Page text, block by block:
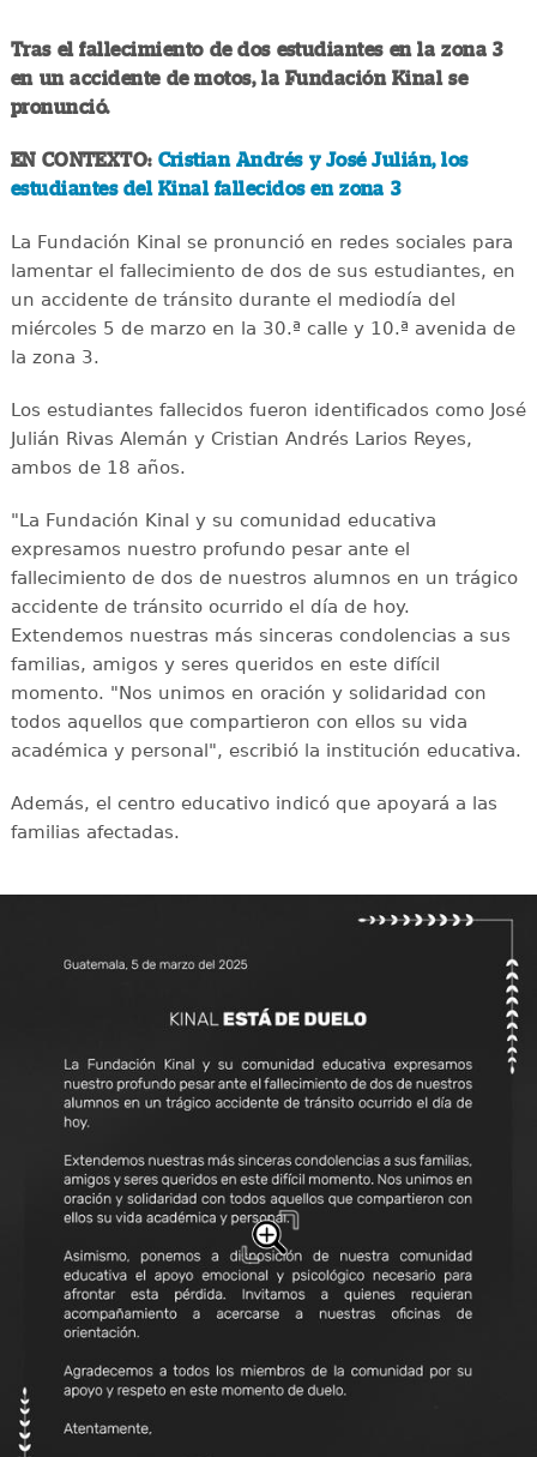
Tras el fallecimiento de dos estudiantes en la zona 3
en un accidente de motos, la Fundación Kinal se
pronunció.
EN CONTEXTO: Cristian Andrés y José Julián, los
estudiantes del Kinal fallecidos en zona 3
La Fundación Kinal se pronunció en redes sociales para
lamentar el fallecimiento de dos de sus estudiantes, en
un accidente de tránsito durante el mediodía del
miércoles 5 de marzo en la 30.ª calle y 10.ª avenida de
la zona 3.
Los estudiantes fallecidos fueron identificados como José
Julián Rivas Alemán y Cristian Andrés Larios Reyes,
ambos de 18 años.
"La Fundación Kinal y su comunidad educativa
expresamos nuestro profundo pesar ante el
fallecimiento de dos de nuestros alumnos en un trágico
accidente de tránsito ocurrido el día de hoy.
Extendemos nuestras más sinceras condolencias a sus
familias, amigos y seres queridos en este difícil
momento. "Nos unimos en oración y solidaridad con
todos aquellos que compartieron con ellos su vida
académica y personal", escribió la institución educativa.
Además, el centro educativo indicó que apoyará a las
familias afectadas.